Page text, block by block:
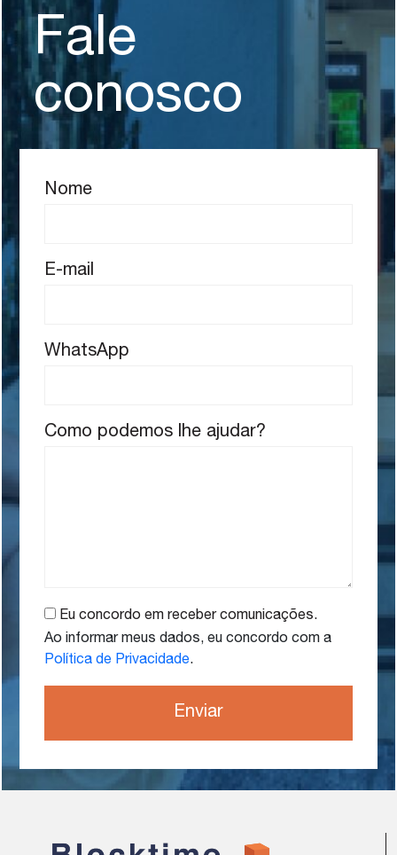
Fale
conosco
Nome
E-mail
WhatsApp
Como podemos lhe ajudar?
Eu concordo em receber comunicações.
Ao informar meus dados, eu concordo com a
Política de Privacidade.